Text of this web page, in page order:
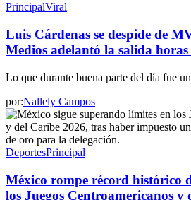
PrincipalViral
Luis Cárdenas se despide de
Medios adelantó la salida horas
Lo que durante buena parte del día fue
por:Nallely Campos
DeportesPrincipal
México rompe récord histórico
los Juegos Centroamericanos y